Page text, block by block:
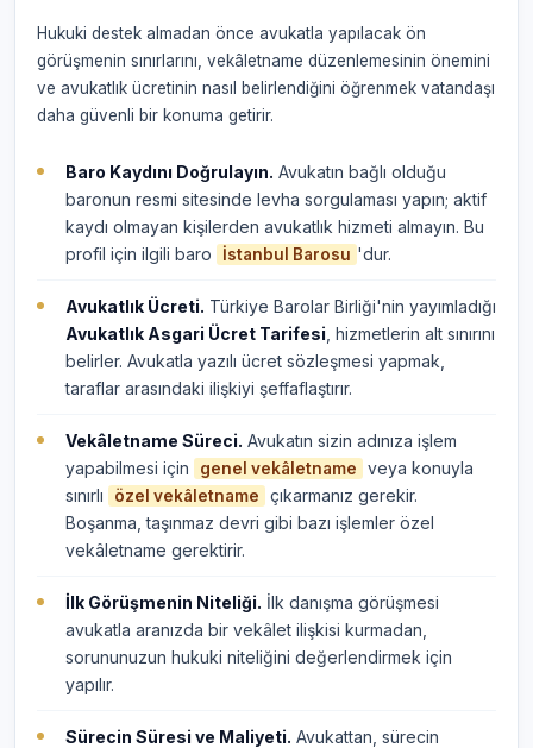
Hukuki destek almadan önce avukatla yapılacak ön
görüşmenin sınırlarını, vekâletname düzenlemesinin önemini
ve avukatlık ücretinin nasıl belirlendiğini öğrenmek vatandaşı
daha güvenli bir konuma getirir.
Baro Kaydını Doğrulayın. Avukatın bağlı olduğu
baronun resmi sitesinde levha sorgulaması yapın; aktif
kaydı olmayan kişilerden avukatlık hizmeti almayın. Bu
profil için ilgili baro
İstanbul Barosu 'dur.
Avukatlık Ücreti. Türkiye Barolar Birliği'nin yayımladığı
Avukatlık Asgari Ücret Tarifesi , hizmetlerin alt sınırını
belirler. Avukatla yazılı ücret sözleşmesi yapmak,
taraflar arasındaki ilişkiyi şeffaflaştırır.
Vekâletname Süreci. Avukatın sizin adınıza işlem
yapabilmesi için
genel vekâletname
veya konuyla
sınırlı
özel vekâletname
çıkarmanız gerekir.
Boşanma, taşınmaz devri gibi bazı işlemler özel
vekâletname gerektirir.
İlk Görüşmenin Niteliği. İlk danışma görüşmesi
avukatla aranızda bir vekâlet ilişkisi kurmadan,
sorununuzun hukuki niteliğini değerlendirmek için
yapılır.
Sürecin Süresi ve Maliyeti. Avukattan, sürecin